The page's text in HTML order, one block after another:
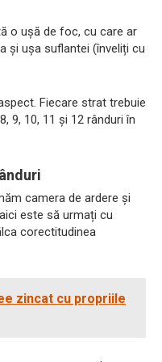
o ușă de foc, cu care ar
și ușa suflantei (înveliți cu
Fiecare strat trebuie
9, 10, 11 și 12 rânduri în
camera de ardere și
este să urmați cu
corectitudinea
zincat cu propriile